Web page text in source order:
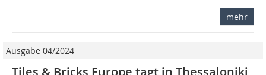
mehr
Ausgabe 04/2024
Tiles & Bricks Europe tagt in Thessaloniki